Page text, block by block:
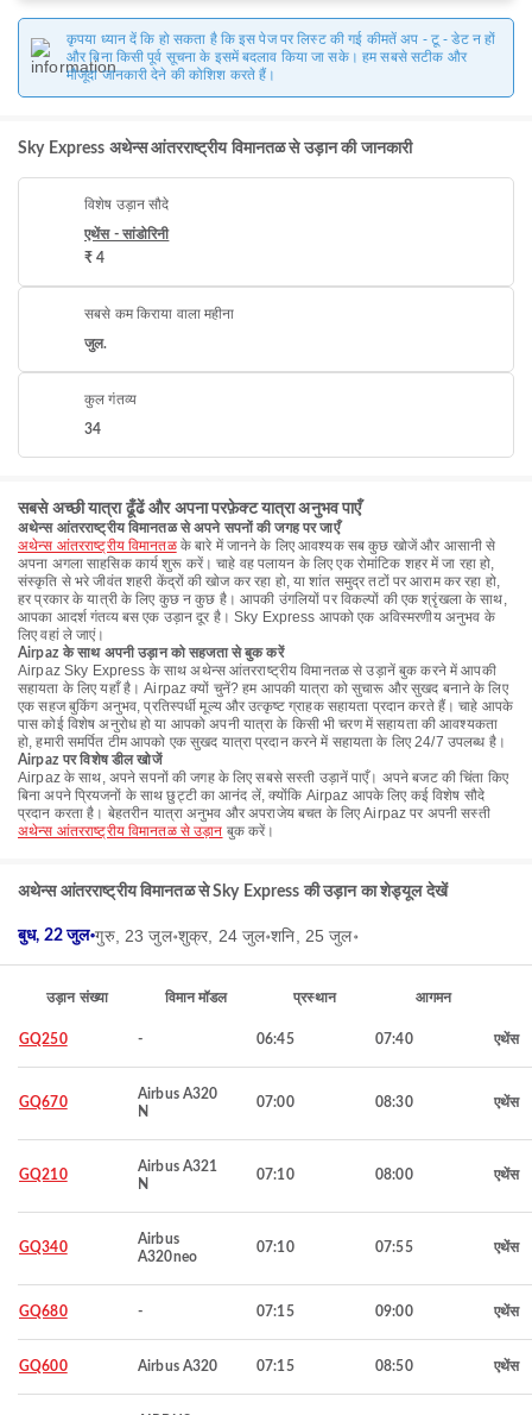
कृपया ध्यान दें कि हो सकता है कि इस पेज पर लिस्ट की गई कीमतें अप - टू - डेट न हों
और बिना किसी पूर्व सूचना के इसमें बदलाव किया जा सके। हम सबसे सटीक और
मौजूदा जानकारी देने की कोशिश करते हैं।
Sky Express अथेन्स आंतरराष्ट्रीय विमानतळ से उड़ान की जानकारी
विशेष उड़ान सौदे
एथेंस - सांडोरिनी
₹ 4
सबसे कम किराया वाला महीना
जुल.
कुल गंतव्य
34
सबसे अच्छी यात्रा ढूँढें और अपना परफ़ेक्ट यात्रा अनुभव पाएँ
अथेन्स आंतरराष्ट्रीय विमानतळ से अपने सपनों की जगह पर जाएँ
अथेन्स आंतरराष्ट्रीय विमानतळके बारे में जानने के लिए आवश्यक सब कुछ खोजें और आसानी से
अपना अगला साहसिक कार्य शुरू करें। चाहे वह पलायन के लिए एक रोमांटिक शहर में जा रहा हो,
संस्कृति से भरे जीवंत शहरी केंद्रों की खोज कर रहा हो, या शांत समुद्र तटों पर आराम कर रहा हो,
हर प्रकार के यात्री के लिए कुछ न कुछ है। आपकी उंगलियों पर विकल्पों की एक श्रृंखला के साथ,
आपका आदर्श गंतव्य बस एक उड़ान दूर है। Sky Express आपको एक अविस्मरणीय अनुभव के
लिए वहां ले जाएं।
Airpaz के साथ अपनी उड़ान को सहजता से बुक करें
Airpaz Sky Express के साथ अथेन्स आंतरराष्ट्रीय विमानतळ से उड़ानें बुक करने में आपकी
सहायता के लिए यहाँ है। Airpaz क्यों चुनें? हम आपकी यात्रा को सुचारू और सुखद बनाने के लिए
एक सहज बुकिंग अनुभव, प्रतिस्पर्धी मूल्य और उत्कृष्ट ग्राहक सहायता प्रदान करते हैं। चाहे आपके
पास कोई विशेष अनुरोध हो या आपको अपनी यात्रा के किसी भी चरण में सहायता की आवश्यकता
हो, हमारी समर्पित टीम आपको एक सुखद यात्रा प्रदान करने में सहायता के लिए 24/7 उपलब्ध है।
Airpaz पर विशेष डील खोजें
Airpaz के साथ, अपने सपनों की जगह के लिए सबसे सस्ती उड़ानें पाएँ। अपने बजट की चिंता किए
बिना अपने प्रियजनों के साथ छुट्टी का आनंद लें, क्योंकि Airpaz आपके लिए कई विशेष सौदे
प्रदान करता है। बेहतरीन यात्रा अनुभव और अपराजेय बचत के लिए Airpaz पर अपनी सस्ती
अथेन्स आंतरराष्ट्रीय विमानतळ से उड़ान बुक करें।
अथेन्स आंतरराष्ट्रीय विमानतळ से Sky Express की उड़ान का शेड्यूल देखें
बुध, 22 जुल॰गुरु, 23 जुल॰शुक्र, 24 जुल॰शनि, 25 जुल॰
उड़ान संख्या विमान मॉडल प्रस्थान आगमन
GQ250 - 06:45 07:40 एथेंस
GQ670
Airbus A320
N
07:00 08:30 एथेंस
GQ210
Airbus A321
N
07:10 08:00 एथेंस
GQ340
Airbus
A320neo
07:10 07:55 एथेंस
GQ680 - 07:15 09:00 एथेंस
GQ600 Airbus A320 07:15 08:50 एथेंस